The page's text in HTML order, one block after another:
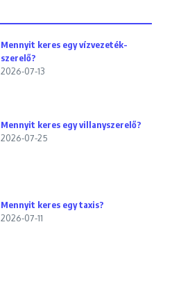
Mennyit keres egy vízvezeték-
szerelő?
2026-07-13
Mennyit keres egy villanyszerelő?
2026-07-25
Mennyit keres egy taxis?
2026-07-11